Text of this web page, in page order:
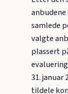
samlede
valgte
plassert
31. januar
tildele